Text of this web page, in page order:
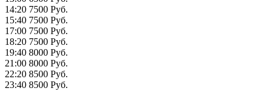
14:20 7500 Руб.
15:40 7500 Руб.
17:00 7500 Руб.
18:20 7500 Руб.
19:40 8000 Руб.
21:00 8000 Руб.
22:20 8500 Руб.
23:40 8500 Руб.